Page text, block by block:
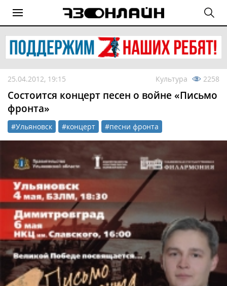
25.04.2012, 19:15 Культура 2258
Состоится концерт песен о войне «Письмо
фронта»
#Ульяновск #концерт #песни фронта